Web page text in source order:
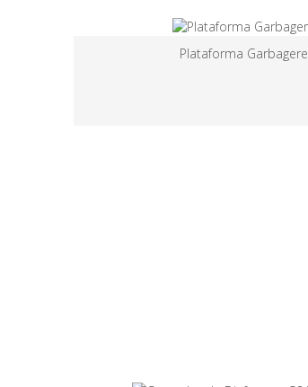
Plataforma Garbagere